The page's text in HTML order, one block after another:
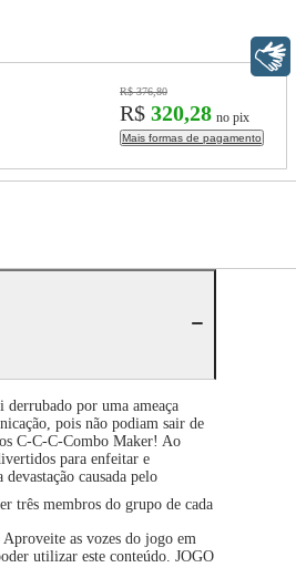
R$ 376,80
R$ 320,28 no pix
Mais formas de pagamento
derrubado por uma ameaça
pois não podiam sair de
C-C-C-Combo Maker! Ao
para enfeitar e
causada pelo
três membros do grupo de cada
as vozes do jogo em
utilizar este conteúdo. JOGO